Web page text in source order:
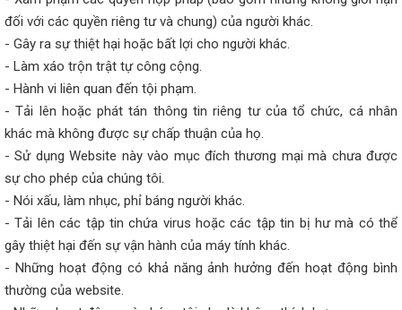
đối với các quyền riêng tư và chung) của người khác.
- Gây ra sự thiệt hại hoặc bất lợi cho người khác.
- Làm xáo trộn trật tự công cộng.
- Hành vi liên quan đến tội phạm.
- Tải lên hoặc phát tán thông tin riêng tư của tổ chức, cá nhân
khác mà không được sự chấp thuận của họ.
- Sử dụng Website này vào mục đích thương mại mà chưa được
sự cho phép của chúng tôi.
- Nói xấu, làm nhục, phỉ báng người khác.
- Tải lên các tập tin chứa virus hoặc các tập tin bị hư mà có thể
gây thiệt hại đến sự vận hành của máy tính khác.
- Những hoạt động có khả năng ảnh hưởng đến hoạt động bình
thường của website.